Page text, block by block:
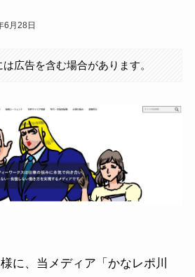
6月28日
は広告を含む場合があります。
に、当メディア「かなレポ川